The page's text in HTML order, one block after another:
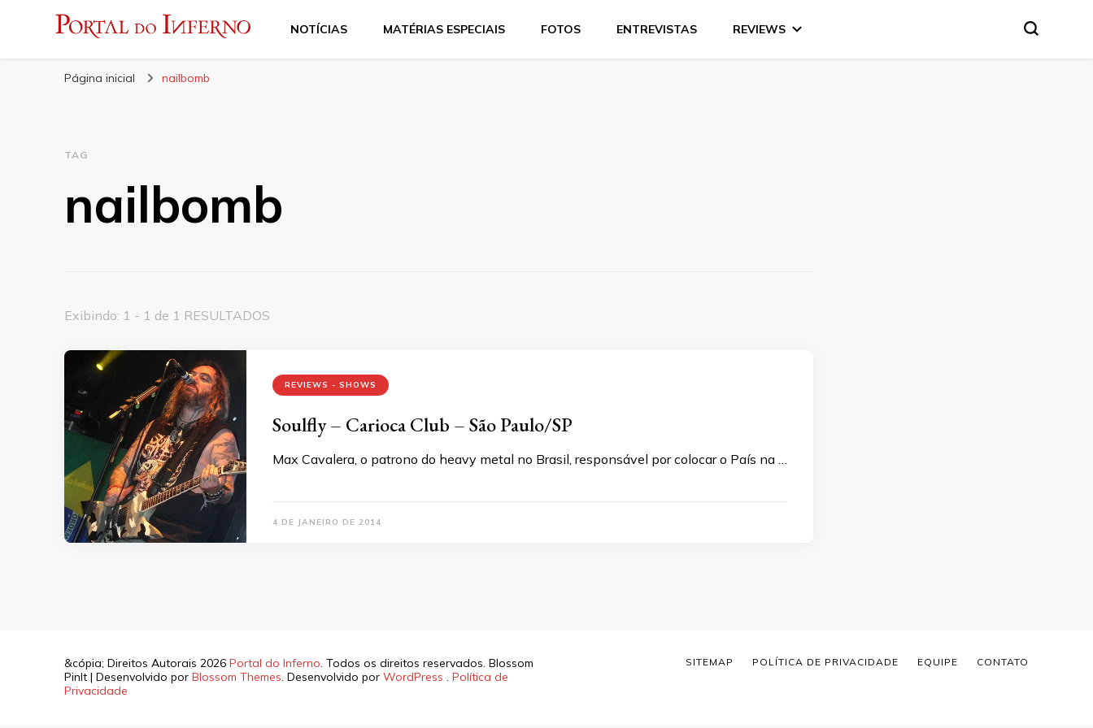
Portal do Inferno
NOTÍCIAS MATÉRIAS ESPECIAIS FOTOS ENTREVISTAS REVIEWS
Página inicial nailbomb
TAG
nailbomb
Exibindo: 1 - 1 de 1 RESULTADOS
REVIEWS - SHOWS
Soulfly – Carioca Club – São Paulo/SP
Max Cavalera, o patrono do heavy metal no Brasil, responsável por colocar o País na …
4 DE JANEIRO DE 2014
&cópia; Direitos Autorais 2026 Portal do Inferno. Todos os direitos reservados. Blossom
PinIt | Desenvolvido por Blossom Themes. Desenvolvido por WordPress . Política de
Privacidade
SITEMAP POLÍTICA DE PRIVACIDADE EQUIPE CONTATO